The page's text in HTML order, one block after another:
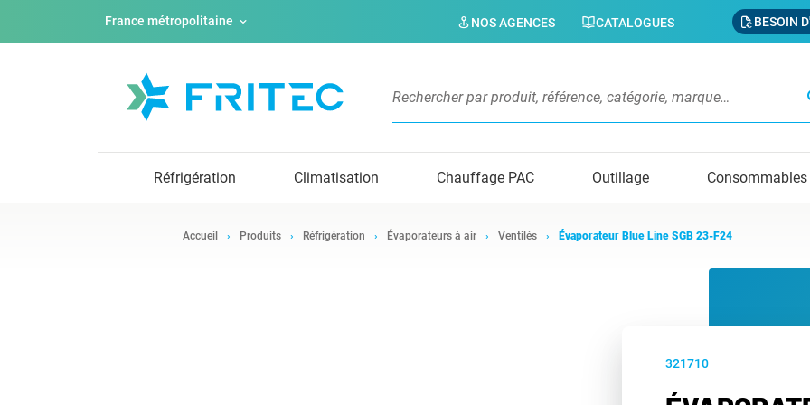
France métropolitaine NOS AGENCES CATALOGUES BESOIN
Réfrigération Climatisation Chauffage PAC Outillage Consommables
Accueil Produits Réfrigération Évaporateurs à air Ventilés Évaporateur Blue Line SGB 23-F24
321710